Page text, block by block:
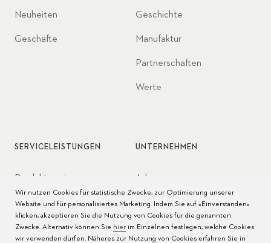
Neuheiten
Geschäfte
Geschichte
Manufaktur
Partnerschaften
Werte
SERVICELEISTUNGEN
Produktservice
Pflege der Uhr
Bedienungsanleitungen
UNTERNEHMEN
Jobs
Presse
Kontakt
Wir nutzen Cookies für statistische Zwecke, zur Optimierung unserer
Website und für personalisiertes Marketing. Indem Sie auf «Einverstanden»
klicken, akzeptieren Sie die Nutzung von Cookies für die genannten
Zwecke. Alternativ können Sie hierim Einzelnen festlegen, welche Cookies
wir verwenden dürfen. Näheres zur Nutzung von Cookies erfahren Sie in